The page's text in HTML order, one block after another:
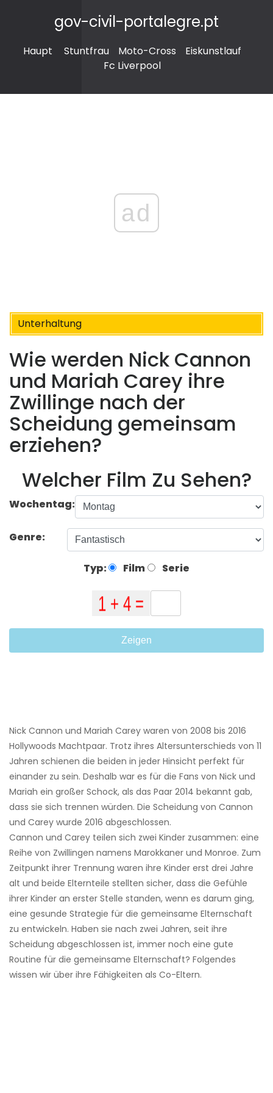
gov-civil-portalegre.pt
Haupt Stuntfrau Moto-Cross
Eiskunstlauf
Fc Liverpool
ad
Unterhaltung
Wie werden Nick Cannon
und Mariah Carey ihre
Zwillinge nach der
Scheidung gemeinsam
erziehen?
Welcher Film Zu Sehen?
Wochentag:
Genre:
Typ: Film Serie
Zeigen
Nick Cannon und Mariah Carey waren von 2008 bis 2016
Hollywoods Machtpaar. Trotz ihres Altersunterschieds von 11
Jahren schienen die beiden in jeder Hinsicht perfekt für
einander zu sein. Deshalb war es für die Fans von Nick und
Mariah ein großer Schock, als das Paar 2014 bekannt gab,
dass sie sich trennen würden. Die Scheidung von Cannon
und Carey wurde 2016 abgeschlossen.
Cannon und Carey teilen sich zwei Kinder zusammen: eine
Reihe von Zwillingen namens Marokkaner und Monroe. Zum
Zeitpunkt ihrer Trennung waren ihre Kinder erst drei Jahre
alt und beide Elternteile stellten sicher, dass die Gefühle
ihrer Kinder an erster Stelle standen, wenn es darum ging,
eine gesunde Strategie für die gemeinsame Elternschaft
zu entwickeln. Haben sie nach zwei Jahren, seit ihre
Scheidung abgeschlossen ist, immer noch eine gute
Routine für die gemeinsame Elternschaft? Folgendes
wissen wir über ihre Fähigkeiten als Co-Eltern.